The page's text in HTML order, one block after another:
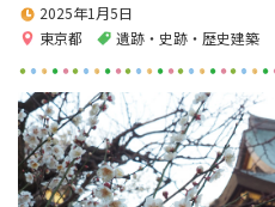
東京都 遺跡・史跡・歴史建築
2025年1月5日